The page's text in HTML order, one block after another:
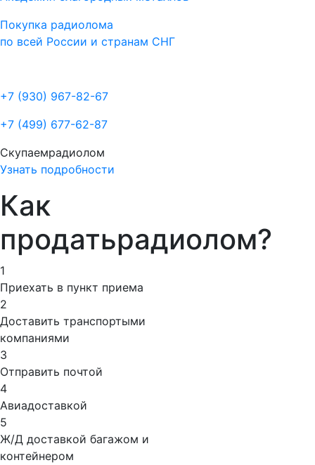
Покупка радиолома
по всей России и странам СНГ
+7 (930) 967-82-67
+7 (499) 677-62-87
Скупаемрадиолом
Узнать подробности
Как
продатьрадиолом?
1
Приехать в пункт приема
2
Доставить транспортыми
компаниями
3
Отправить почтой
4
Авиадоставкой
5
Ж/Д доставкой багажом и
контейнером